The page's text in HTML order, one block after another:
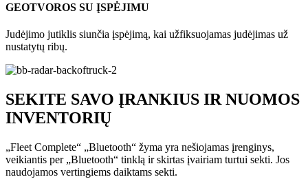
GEOTVOROS SU ĮSPĖJIMU
Judėjimo jutiklis siunčia įspėjimą, kai užfiksuojamas judėjimas už
nustatytų ribų.
SEKITE SAVO ĮRANKIUS IR NUOMOS
INVENTORIŲ
„Fleet Complete“ „Bluetooth“ žyma yra nešiojamas įrenginys,
veikiantis per „Bluetooth“ tinklą ir skirtas įvairiam turtui sekti. Jos
naudojamos vertingiems daiktams sekti.